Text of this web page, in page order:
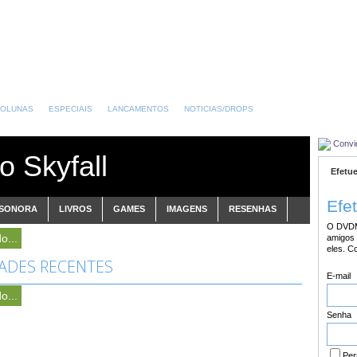
ESPECIAIS LANCAMENTOS NOTICIAS/DROPS
Skyfall
LIVROS GAMES IMAGENS RESENHAS
RECENTES
O
amigos
eles.
E-mail
Senha